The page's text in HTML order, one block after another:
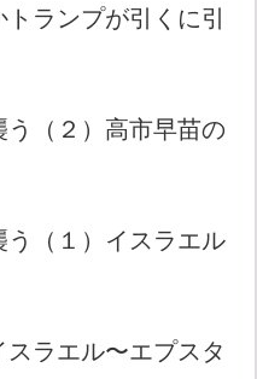
ランプが引くに引
（２）高市早苗の
（１）イスラエル
スラエル〜エプスタ